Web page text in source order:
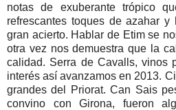
notas de exuberante trópico
refrescantes toques de azahar y
gran acierto. Hablar de Etim se
otra vez nos demuestra que la
calidad. Serra de Cavalls, vinos
interés así avanzamos en 2013.
grandes del Priorat. Can Sais
convino con Girona, fueron